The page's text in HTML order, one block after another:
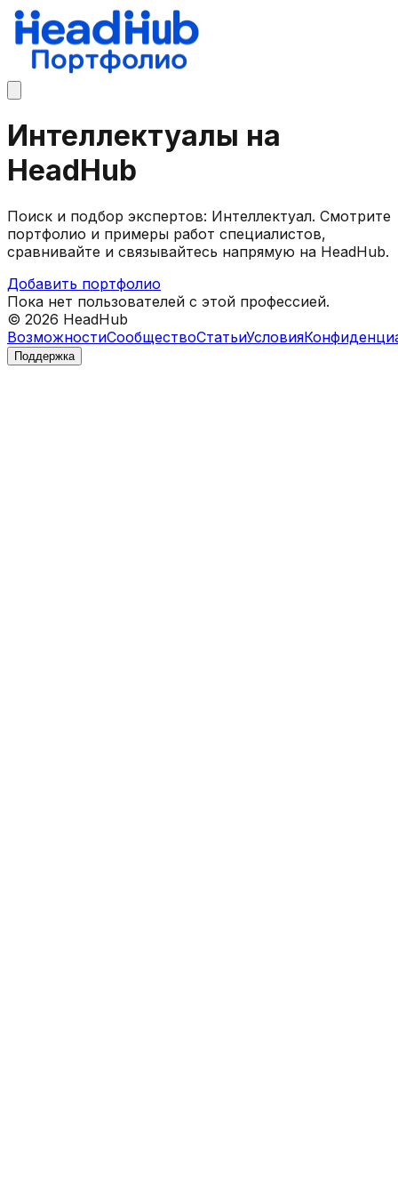
Интеллектуалы на
HeadHub
Поиск и подбор экспертов: Интеллектуал. Смотрите
портфолио и примеры работ специалистов,
сравнивайте и связывайтесь напрямую на HeadHub.
Добавить портфолио
Пока нет пользователей с этой профессией.
© 2026 HeadHub
ВозможностиСообществоСтатьиУсловия
Поддержка